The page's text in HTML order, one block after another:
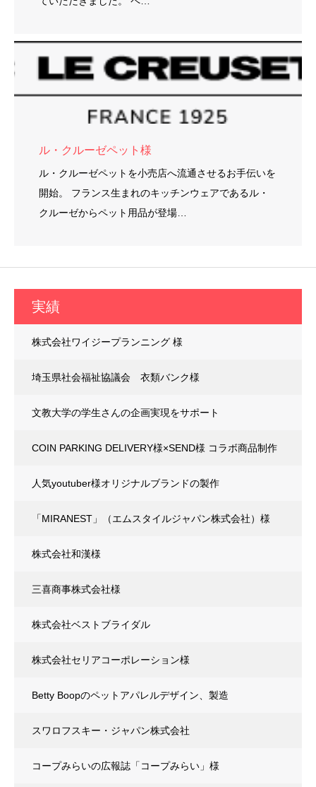
ル・クルーゼペット様
ル・クルーゼペットを小売店へ流通させるお手伝いを
開始。 フランス生まれのキッチンウェアであるル・
クルーゼからペット用品が登場…
実績
株式会社ワイジープランニング 様
埼玉県社会福祉協議会 衣類バンク様
文教大学の学生さんの企画実現をサポート
COIN PARKING DELIVERY様×SEND様 コラボ商品制作
人気youtuber様オリジナルブランドの製作
「MIRANEST」（エムスタイルジャパン株式会社）様
株式会社和漢様
三喜商事株式会社様
株式会社ベストブライダル
株式会社セリアコーポレーション様
Betty Boopのペットアパレルデザイン、製造
スワロフスキー・ジャパン株式会社
コープみらいの広報誌「コープみらい」様